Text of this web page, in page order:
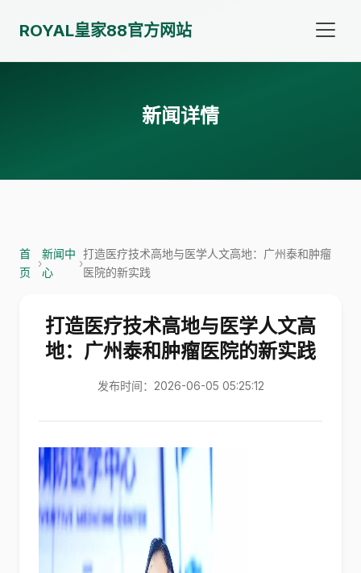
ROYAL皇家88官方网站
新闻详情
首
页
›
新闻中
心
›
打造医疗技术高地与医学人文高地：广州泰和肿瘤
医院的新实践
打造医疗技术高地与医学人文高
地：广州泰和肿瘤医院的新实践
发布时间：2026-06-05 05:25:12